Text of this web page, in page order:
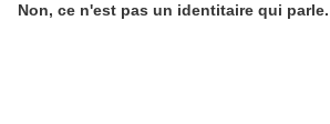
Non, ce n'est pas un identitaire qui parle.